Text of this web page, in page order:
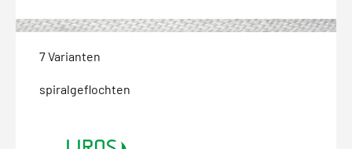
7 Varianten
spiralgeflochten